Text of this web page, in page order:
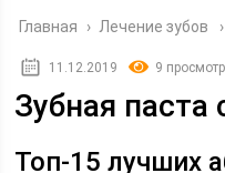
Главная › Лечение зубов
11.12.2019 9
Зубная паста
Топ-15 лучших